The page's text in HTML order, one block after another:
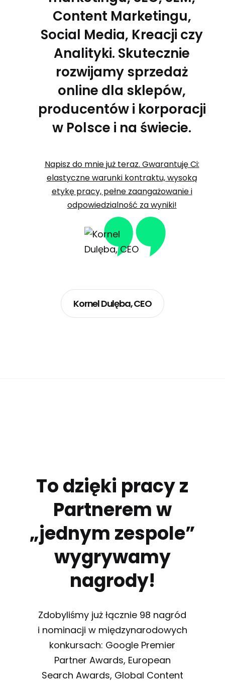
Kornel Dulęba, CEO
Content Marketingu,
Social Media, Kreacji czy
Analityki. Skutecznie
rozwijamy sprzedaż
online dla sklepów,
producentów i korporacji
w Polsce i na świecie.
Napisz do mnie już teraz. Gwarantuję Ci:
elastyczne warunki kontraktu, wysoką
etykę pracy, pełne zaangażowanie i
odpowiedzialność za wyniki!
To dzięki pracy z
Partnerem w
„jednym zespole”
wygrywamy
nagrody!
Zdobyliśmy już łącznie 98 nagród
i nominacji w międzynarodowych
konkursach: Google Premier
Partner Awards, European
Search Awards, Global Content